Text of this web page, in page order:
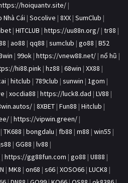
hoiquantv.site/ |
Nhà Cái | Socolive | 8XX | SumClub |
| HITCLUB | https://uu88n.org/ | tr88 |
| ao88 | qq88 | sumclub | go88 | B52
| 99ok | https://vnew88.net/ | nổ hũ |
hi88.pink | hz88 | 68win | XX88 |
| hitclub | 789club | sunwin | 1gom |
| xocdia88 | https://luck8.dad | LV88 |
| 8XBET | Fun88 | Hitclub |
| https://vipwin.green/ |
| TK688 | bongdalu | fb88 | m88 | win55 |
| GG88 | lv88 |
| https://gg88fun.com | go88 | U888 |
| MK8 | on68 | s66 | XOSO66 | LUCK8 |